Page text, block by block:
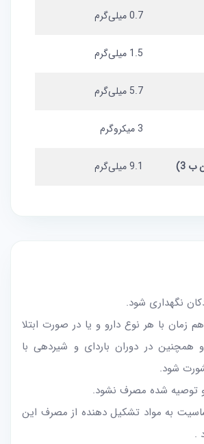
0.7 میلی‌گرم
1.5 میلی‌گرم
5.7 میلی‌گرم
3 میکروگرم
3) 9.1 میلی‌گرم
نگهداری شود.
با هر نوع دارو و یا در صورت ابتلا
همچنین در دوران باردای و شیردهی با
شود.
توصیه شده مصرف نشود.
به مواد تشکیل دهنده از مصرف این
.